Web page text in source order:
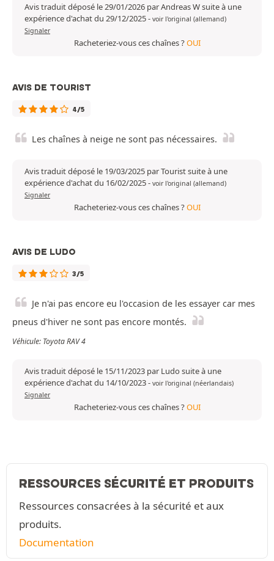
Avis traduit déposé le 29/01/2026 par Andreas W suite à une
expérience d'achat du 29/12/2025- voir l'original (allemand)
Signaler
Racheteriez-vous ces chaînes ?OUI
AVIS DE TOURIST
4/5
Les chaînes à neige ne sont pas nécessaires.
Avis traduit déposé le 19/03/2025 par Tourist suite à une
expérience d'achat du 16/02/2025- voir l'original (allemand)
Signaler
Racheteriez-vous ces chaînes ?OUI
AVIS DE LUDO
3/5
Je n'ai pas encore eu l'occasion de les essayer car mes
pneus d'hiver ne sont pas encore montés.
Véhicule: Toyota RAV 4
Avis traduit déposé le 15/11/2023 par Ludo suite à une
expérience d'achat du 14/10/2023- voir l'original (néerlandais)
Signaler
Racheteriez-vous ces chaînes ?OUI
RESSOURCES SÉCURITÉ ET PRODUITS
Ressources consacrées à la sécurité et aux
produits.
Documentation